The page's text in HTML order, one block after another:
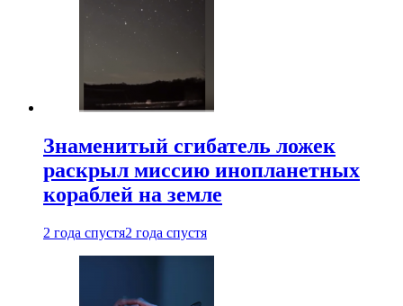
Знаменитый сгибатель ложек
раскрыл миссию инопланетных
кораблей на земле
2 года спустя2 года спустя